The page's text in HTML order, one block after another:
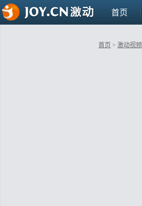
首页
首页 > 激动视频